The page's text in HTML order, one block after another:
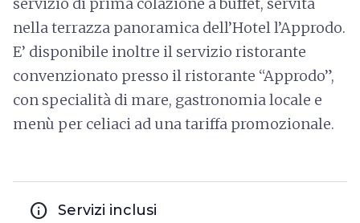
nella terrazza panoramica dell’Hotel l’Approdo.
E’ disponibile inoltre il servizio ristorante
convenzionato presso il ristorante “Approdo”,
con specialità di mare, gastronomia locale e
menù per celiaci ad una tariffa promozionale.
info Servizi inclusi